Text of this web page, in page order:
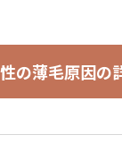
の薄毛原因の